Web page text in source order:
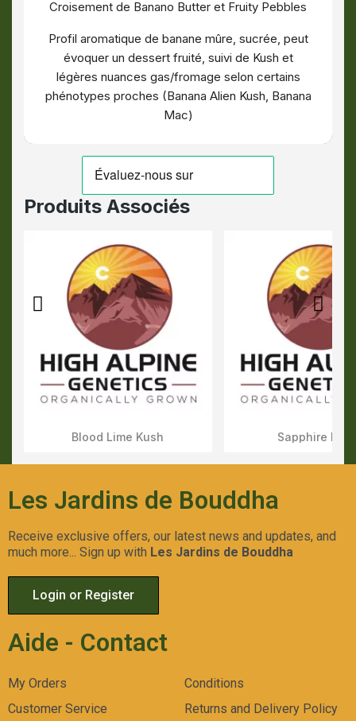
Croisement de Banano Butter et Fruity Pebbles
Profil aromatique de banane mûre, sucrée, peut
évoquer un dessert fruité, suivi de Kush et
légères nuances gas/fromage selon certains
phénotypes proches (Banana Alien Kush, Banana
Mac)
Produits Associés
Aperçu Rapide
Blood Lime Kush Aperçu
Sapphire
Les Jardins de Bouddha
Receive exclusive offers, our latest news and updates, and
much more... Sign up with Les Jardins de Bouddha
Login or Register
Aide - Contact
My Orders
Customer Service
Conditions
Returns and Delivery Policy